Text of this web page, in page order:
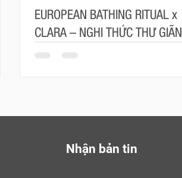
EUROPEAN BATHING RITUAL x
CLARA – NGHI THỨC THƯ GIÃN
Nhận bản tin